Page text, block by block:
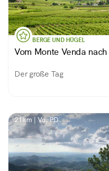
BERGE UND HÜGEL
Vom Monte Venda
Der große Tag
21km | Vo, PD